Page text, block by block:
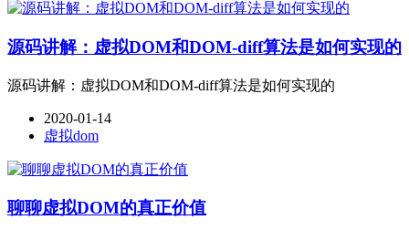
源码讲解：虚拟DOM和DOM-diff算法是如何实现的
源码讲解：虚拟DOM和DOM-diff算法是如何实现的
2020-01-14
虚拟dom
聊聊虚拟DOM的真正价值